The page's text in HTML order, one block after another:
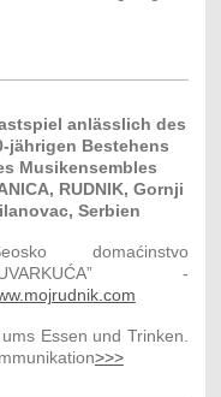
anlässlich des
jährigen Bestehens
Musikensembles
RUDNIK, Gornji
Serbien
domaćinstvo
-
Essen und Trinken.
>>>